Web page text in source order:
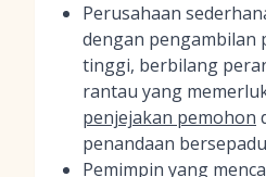
Perusahaan
dengan pengambilan
tinggi, berbilang
rantau yang
penjejakan pemohon
penandaan bersepadu
Pemimpin yang